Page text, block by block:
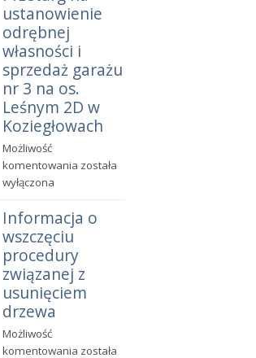
mieszkania?
zamiast
emocji
ustanowienie
odrębnej
własności i
sprzedaż garażu
nr 3 na os.
Leśnym 2D w
Koziegłowach
Możliwość
komentowania Przetarg
odrębnej
garażu
nr
os.
została
wyłączona
Informacja o
wszczęciu
procedury
związanej z
usunięciem
drzewa
Możliwość
komentowania Informacja
została